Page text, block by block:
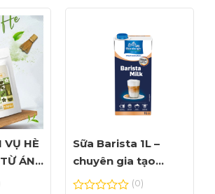
VỤ HÈ
ÁNH
Sữa Barista 1L –
chuyên gia tạo
Foam đỉnh cao
(0)